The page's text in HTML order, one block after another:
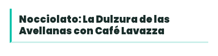
Nocciolato: La Dulzura de las
Avellanas con Café Lavazza